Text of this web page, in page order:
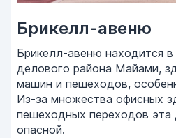
Брикелл-авеню
Брикелл-авеню находится
делового района Майами,
машин и пешеходов,
Из-за множества офисных
пешеходных переходов
опасной.